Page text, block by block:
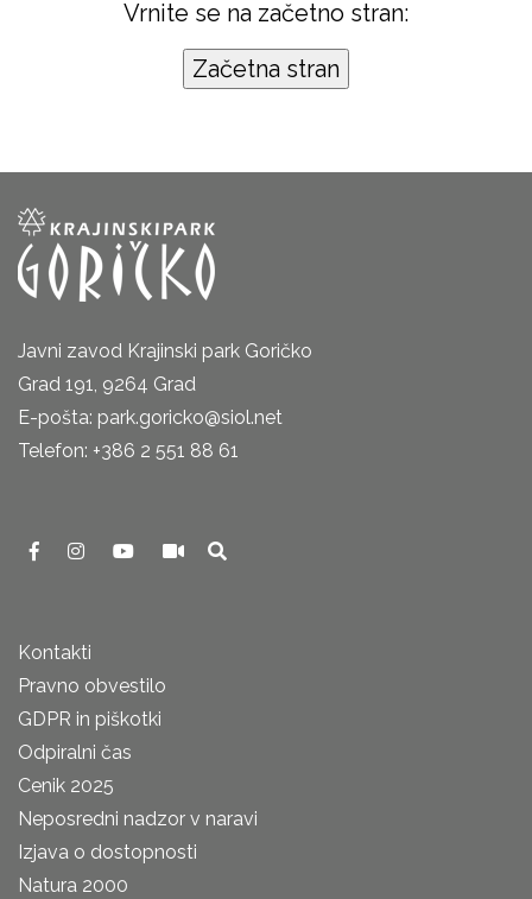
Vrnite se na začetno stran:
Javni zavod Krajinski park Goričko
Grad 191, 9264 Grad
E-pošta: park.goricko@siol.net
Telefon: +386 2 551 88 61
Kontakti
Pravno obvestilo
GDPR in piškotki
Odpiralni čas
Cenik 2025
Neposredni nadzor v naravi
Izjava o dostopnosti
Natura 2000